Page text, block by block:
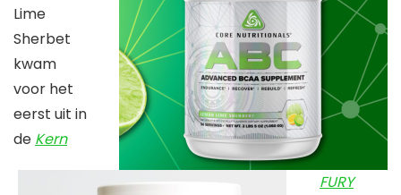
Lime
Sherbet
kwam
voor het
eerst uit in
de Kern
FURY